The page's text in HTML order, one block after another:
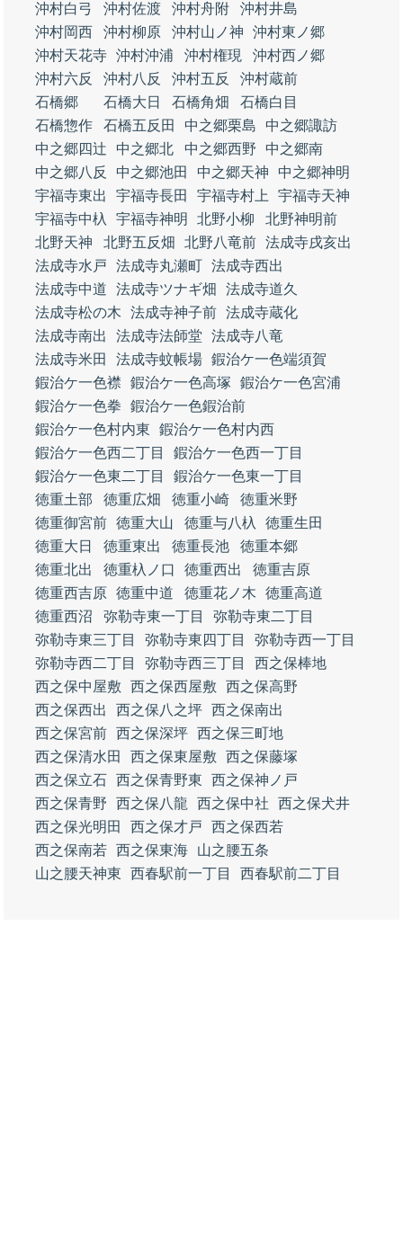
沖村白弓
沖村佐渡 沖村舟附
沖村井島
沖村岡西
沖村柳原 沖村山ノ神
沖村東ノ郷
沖村天花寺 沖村沖浦 沖村権現
沖村西ノ郷
沖村六反
沖村八反 沖村五反
沖村蔵前
石橋郷
石橋大日 石橋角畑
石橋白目
石橋惣作
石橋五反田 中之郷栗島
中之郷諏訪
中之郷四辻
中之郷北 中之郷西野
中之郷南
中之郷八反
中之郷池田 中之郷天神
中之郷神明
宇福寺東出
宇福寺長田 宇福寺村上
宇福寺天神
宇福寺中杁
宇福寺神明 北野小柳
北野神明前
北野天神
北野五反畑 北野八竜前 法成寺戌亥出
法成寺水戸
法成寺丸瀬町 法成寺西出
法成寺中道
法成寺ツナギ畑
法成寺道久
法成寺松の木
法成寺神子前 法成寺蔵化
法成寺南出
法成寺法師堂
法成寺八竜
法成寺米田
法成寺蚊帳場 鍜治ケ一色端須賀
鍜治ケ一色襟
鍜治ケ一色高塚
鍜治ケ一色宮浦
鍜治ケ一色拳
鍜治ケ一色鍜治前
鍜治ケ一色村内東
鍜治ケ一色村内西
鍜治ケ一色西二丁目
鍜治ケ一色西一丁目
鍜治ケ一色東二丁目
鍜治ケ一色東一丁目
徳重土部
徳重広畑 徳重小崎
徳重米野
徳重御宮前 徳重大山 徳重与八杁
徳重生田
徳重大日
徳重東出 徳重長池
徳重本郷
徳重北出
徳重杁ノ口 徳重西出
徳重吉原
徳重西吉原 徳重中道 徳重花ノ木
徳重高道
徳重西沼
弥勒寺東一丁目
弥勒寺東二丁目
弥勒寺東三丁目
弥勒寺東四丁目
弥勒寺西一丁目
弥勒寺西二丁目
弥勒寺西三丁目
西之保棒地
西之保中屋敷
西之保西屋敷
西之保高野
西之保西出
西之保八之坪 西之保南出
西之保宮前 西之保深坪 西之保三町地
西之保清水田
西之保東屋敷
西之保藤塚
西之保立石 西之保青野東
西之保神ノ戸
西之保青野
西之保八龍 西之保中社
西之保犬井
西之保光明田
西之保才戸
西之保西若
西之保南若 西之保東海
山之腰五条
山之腰天神東
西春駅前一丁目 西春駅前二丁目